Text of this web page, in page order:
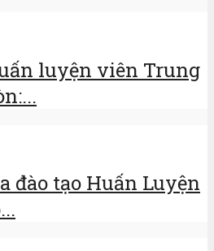
luyện viên Trung
đào tạo Huấn Luyện